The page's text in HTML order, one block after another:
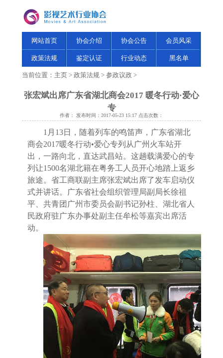
网站首页 协会介绍 协会公告 会员风采
政策法规 鉴定认证 行业动态 黑名单
当前位置： 主页 > 政策法规 > 参政议政 >
张宏斌出席广东省湖北商会2017 暖冬行动·爱心
专
作者： 发布时间：2017-05-23 15:17 点击次数：
1 月 13日，随着列车的鸣笛声，广东省湖北
商会2017暖冬行动•爱心专列从广州火车站开
出，一路向北，直达武昌站。这趟载满爱心的专
列让1500名湖北籍在粤务工人员开心地踏上返乡
旅途。省工商联副主席张宏斌出席了发车启动仪
式并讲话。广东省社会组织管理局副局长徐祖
平、共青团广州市委员会副书记孙柱、湖北省人
民政府驻广东办事处副主任牟松等嘉宾出席活
动。